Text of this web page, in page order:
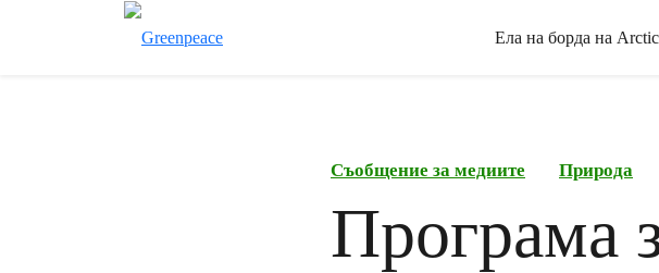
Ела на борда на
Съобщение за медиите Природа
Програма